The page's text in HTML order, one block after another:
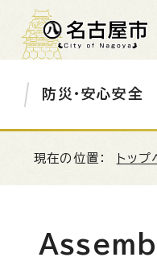
防災・安心安全
現在の位置： トップ